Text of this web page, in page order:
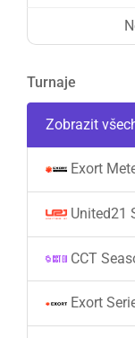
Turnaje
Zobrazit
Exort
United21
CCT
Exort